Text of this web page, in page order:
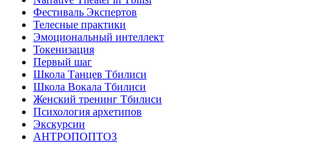
Фестиваль Экспертов
Телесные практики
Эмоциональный интеллект
Токенизация
Первый шаг
Школа Танцев Тбилиси
Школа Вокала Тбилиси
Женский тренинг Тбилиси
Психология архетипов
Экскурсии
АНТРОПОПТОЗ